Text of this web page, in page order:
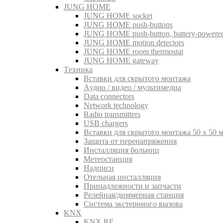
JUNG HOME
JUNG HOME socket
JUNG HOME push-buttons
JUNG HOME push-button, battery-
JUNG HOME motion detectors
JUNG HOME room thermostat
JUNG HOME gateway
Tехника
Вставки для скрытого монтажа
Aудио / видео / мультимедиа
Data connectors
Network technology
Radio transmitters
USB chargers
Вставки для скрытого монтажа 50 x 50
Защита от перенапряжения
Инсталляция больниц
Метеостанция
Надписи
Отельная инсталляция
Принадлежности и запчасти
Релейная/диммерная станция
Система экстернного вызова
KNX